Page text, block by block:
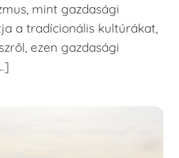
mint gazdasági
a tradícionális kultúrákat,
ezen gazdasági